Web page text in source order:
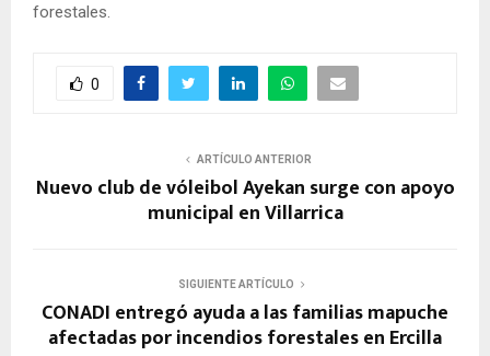
forestales.
0
ARTÍCULO ANTERIOR
Nuevo club de vóleibol Ayekan surge con apoyo
municipal en Villarrica
SIGUIENTE ARTÍCULO
CONADI entregó ayuda a las familias mapuche
afectadas por incendios forestales en Ercilla